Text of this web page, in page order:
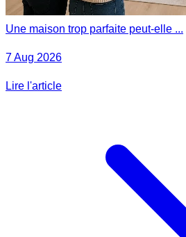
Une maison trop parfaite peut-elle ...
7 Aug 2026
Lire l'article